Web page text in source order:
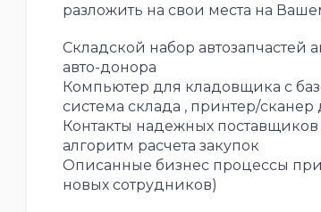
разложить на свои места на
Складской набор автозапчастей
авто-донора
Компьютер для кладовщика с
система склада , принтер/
Контакты надежных
алгоритм расчета закупок
Описанные бизнес процессы
новых сотрудников)